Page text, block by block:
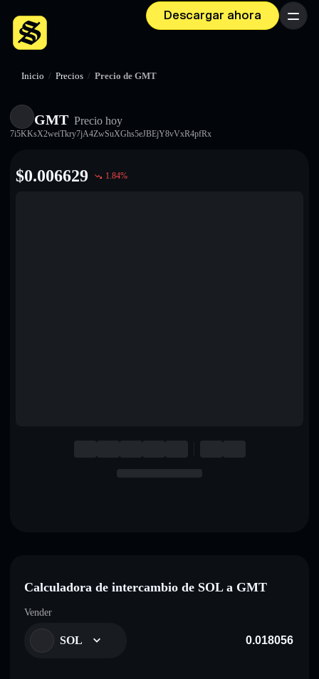
Descargar ahora Menú
Inicio / Precios / Precio de GMT
GMT Precio hoy
7i5KKsX2weiTkry7jA4ZwSuXGhs5eJBEjY8vVxR4pfRx
$0.006629 1.84%
Calculadora de intercambio de SOL a GMT
Vender
SOL